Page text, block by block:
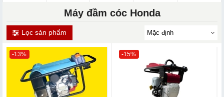
Máy đầm cóc Honda
Lọc sản phẩm
-13% -15%